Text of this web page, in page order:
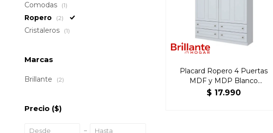
Placard Ropero 4 Puertas
MDF y MDP Blanco
Americano
$ 17.990
Comodas (1)
Ropero (2)
Cristaleros (1)
Marcas
Brillante (2)
Precio ($)